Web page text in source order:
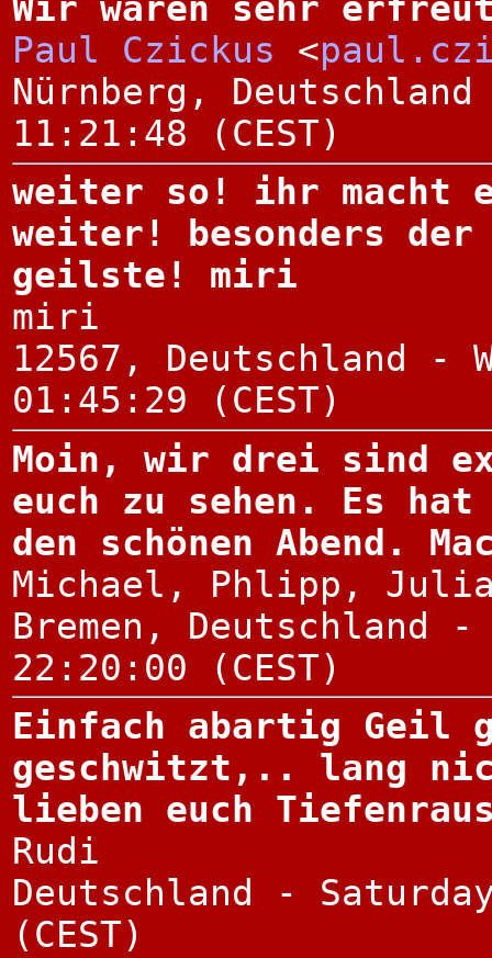
Wir wären sehr
Paul Czickus <
Nürnberg,
11:21:48 (CEST)
weiter so! ihr macht
weiter! besonders
geilste! miri
miri
12567, Deutschland -
01:45:29 (CEST)
Moin, wir drei sind
euch zu sehen. Es
den schönen Abend.
Michael, Phlipp,
Bremen, Deutschland
22:20:00 (CEST)
Einfach abartig Geil
geschwitzt,.. lang
lieben euch
Rudi
Deutschland -
(CEST)